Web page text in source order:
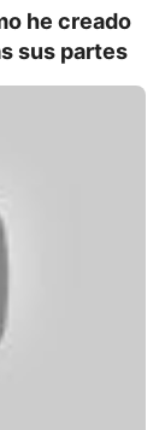
he creado
sus partes